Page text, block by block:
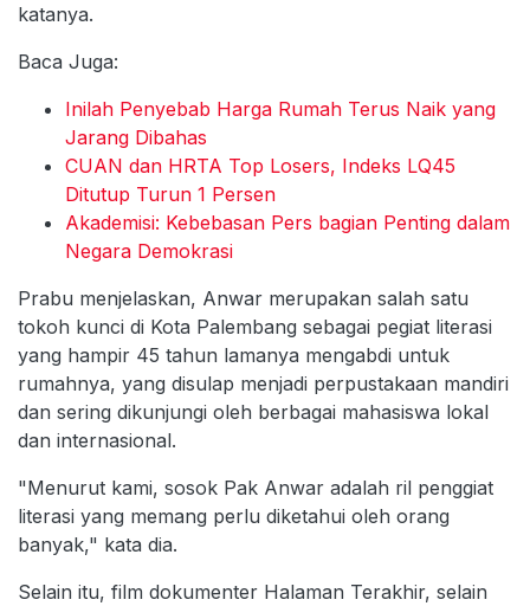
katanya.
Baca Juga:
Inilah Penyebab Harga Rumah Terus Naik yang
Jarang Dibahas
CUAN dan HRTA Top Losers, Indeks LQ45
Ditutup Turun 1 Persen
Akademisi: Kebebasan Pers bagian Penting dalam
Negara Demokrasi
Prabu menjelaskan, Anwar merupakan salah satu
tokoh kunci di Kota Palembang sebagai pegiat literasi
yang hampir 45 tahun lamanya mengabdi untuk
rumahnya, yang disulap menjadi perpustakaan mandiri
dan sering dikunjungi oleh berbagai mahasiswa lokal
dan internasional.
"Menurut kami, sosok Pak Anwar adalah ril penggiat
literasi yang memang perlu diketahui oleh orang
banyak," kata dia.
Selain itu, film dokumenter Halaman Terakhir, selain